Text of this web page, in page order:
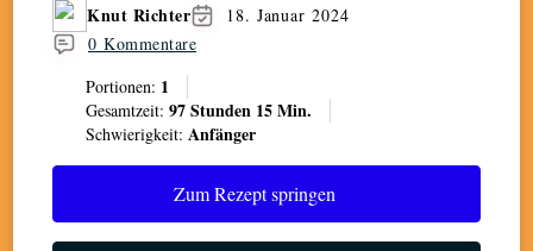
Knut Richter
18. Januar 2024
0 Kommentare
Portionen: 1
Gesamtzeit: 97 Stunden 15 Min.
Schwierigkeit: Anfänger
Zum Rezept springen